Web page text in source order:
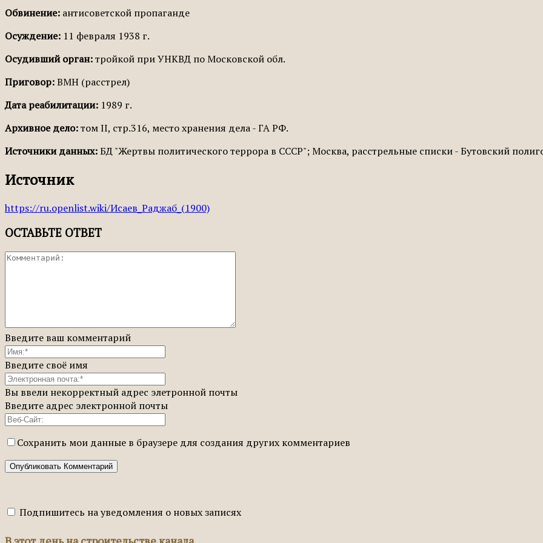
Обвинение: антисоветской пропаганде
Осуждение: 11 февраля 1938 г.
Осудивший орган:тройкой при УНКВД по Московской обл.
Приговор:ВМН (расстрел)
Дата реабилитации: 1989 г.
Архивное дело:том II, стр.316, место хранения дела - ГА РФ.
Источники данных:БД "Жертвы политического террора в СССР"; Москва, расстрельные списки - Бутовский
Источник
https://ru.openlist.wiki/Исаев_Раджаб_(1900)
ОСТАВЬТЕ ОТВЕТ
Введите ваш комментарий
Введите своё имя
Вы ввели некорректный адрес элетронной почты
Введите адрес электронной почты
Сохранить мои данные в браузере для создания других комментариев
Подпишитесь на уведомления о новых записях